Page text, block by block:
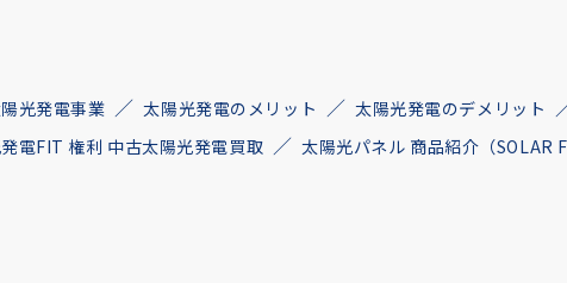
光発電事業 太陽光発電のメリット 太陽光発電のデメリット
電FIT 権利 中古太陽光発電買取 太陽光パネル 商品紹介（SOLAR